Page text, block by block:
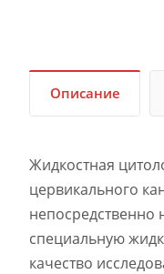
Описание
Жидкостная
цервикального
непосредственно
специальную
качество